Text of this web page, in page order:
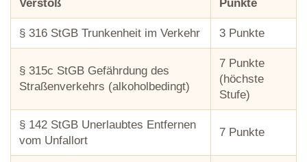
Verstoß Punkte
§ 316 StGB Trunkenheit im Verkehr 3 Punkte
§ 315c StGB Gefährdung des
Straßenverkehrs (alkoholbedingt)
7 Punkte
(höchste
Stufe)
§ 142 StGB Unerlaubtes Entfernen
vom Unfallort
7 Punkte